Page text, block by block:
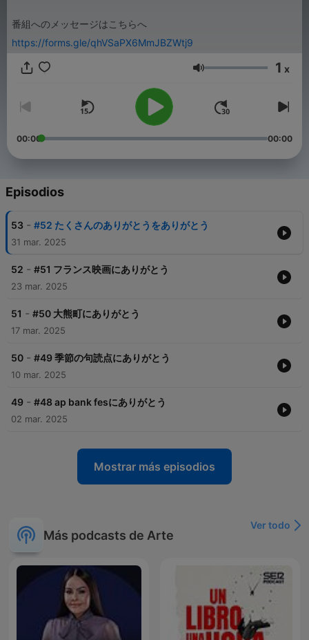
番組へのメッセージはこちらへ
https://forms.gle/qhVSaPX6MmJBZWtj9
Volumen 1 x
00:00 00:00
Episodios
53 - #52 たくさんのありがとうをありがとう
31 mar. 2025
52 - #51 フランス映画にありがとう
23 mar. 2025
51 - #50 大熊町にありがとう
17 mar. 2025
50 - #49 季節の句読点にありがとう
10 mar. 2025
49 - #48 ap bank fesにありがとう
02 mar. 2025
Mostrar más episodios
Más podcasts de Arte
Ver todo